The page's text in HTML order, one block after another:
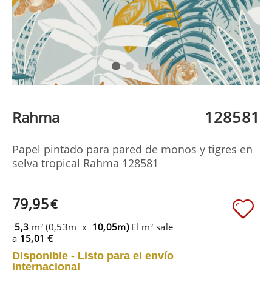
Rahma 128581
Papel pintado para pared de monos y tigres en
selva tropical Rahma 128581
79,95€
5,3 m² (0,53m x 10,05m) El m² sale
a 15,01 €
Disponible - Listo para el envío
internacional